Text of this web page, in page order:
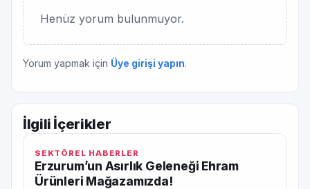
Henüz yorum bulunmuyor.
Yorum yapmak için Üye girişi yapın.
İlgili İçerikler
SEKTÖREL HABERLER
Erzurum’un Asırlık Geleneği Ehram
Ürünleri Mağazamızda!